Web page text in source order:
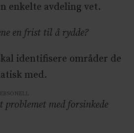
enkelte avdeling vet.
en frist til å rydde?
identifisere områder de
med.
med forsinkede